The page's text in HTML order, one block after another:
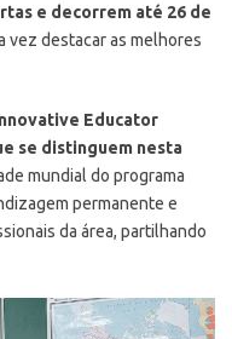
e decorrem até 26 de
vez destacar as melhores
Educator
se distinguem nesta
mundial do programa
permanente e
da área, partilhando